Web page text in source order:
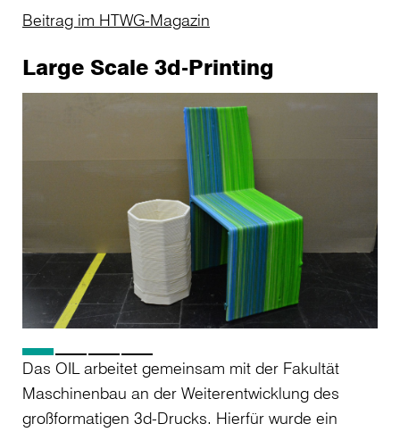
Beitrag im HTWG-Magazin
Large Scale 3d-Printing
Das OIL arbeitet gemeinsam mit der Fakultät
Maschinenbau an der Weiterentwicklung des
großformatigen 3d-Drucks. Hierfür wurde ein